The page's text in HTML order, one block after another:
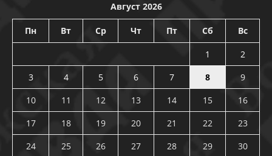
Август 2026
Пн Вт Ср Чт Пт Сб Вс
1
2
3
4 5 6 7 8
9
10
11 12 13 14 15
16
17
18 19 20 21 22
23
24
25 26 27 28 29
30